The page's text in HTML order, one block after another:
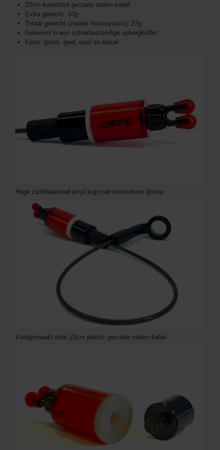
22cm kunststof gecoate stalen kabel
Extra gewicht: 10g
Totaal gewicht (zonder hockeystick): 27g
Geleverd in een schokbestendige opbergkoffer
Kleur: groen, geel, rood en blauw
Hoge zichtbaarheid acryl kop met verstelbare lijnclip
Vastgemaakt door 22cm plastic gecoate stalen kabel